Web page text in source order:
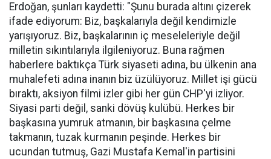
Erdoğan, şunları kaydetti: "Şunu burada altını çizerek
ifade ediyorum: Biz, başkalarıyla değil kendimizle
yarışıyoruz. Biz, başkalarının iç meseleleriyle değil
milletin sıkıntılarıyla ilgileniyoruz. Buna rağmen
haberlere baktıkça Türk siyaseti adına, bu ülkenin ana
muhalefeti adına inanın biz üzülüyoruz. Millet işi gücü
bıraktı, aksiyon filmi izler gibi her gün CHP'yi izliyor.
Siyasi parti değil, sanki dövüş kulübü. Herkes bir
başkasına yumruk atmanın, bir başkasına çelme
takmanın, tuzak kurmanın peşinde. Herkes bir
ucundan tutmuş, Gazi Mustafa Kemal'in partisini